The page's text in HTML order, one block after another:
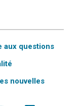
aux questions
nouvelles